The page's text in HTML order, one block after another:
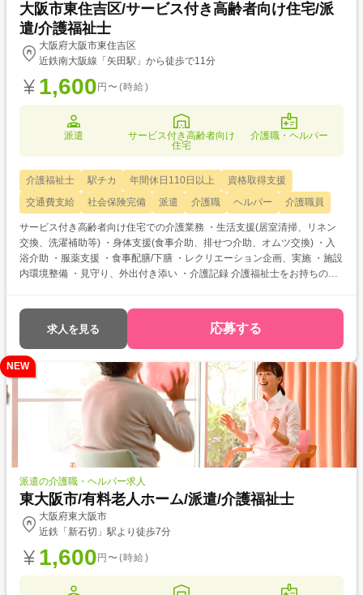
大阪市東住吉区/サービス付き高齢者向け住宅/派
遣/介護福祉士
大阪府大阪市東住吉区
近鉄南大阪線「矢田駅」から徒歩で11分
1,600 円〜(時給)
派遣
サービス付き高齢者向け
住宅
介護職・ヘルパー
介護福祉士 駅チカ 年間休日110日以上
資格取得支援
交通費支給
社会保険完備 派遣 介護職 ヘルパー 介護職員
サービス付き高齢者向け住宅での介護業務 ・生活支援(居室清掃、リネン
交換、洗濯補助等) ・身体支援(食事介助、排せつ介助、オムツ交換) ・入
浴介助 ・服薬支援 ・食事配膳/下膳 ・レクリエーション企画、実施 ・施設
内環境整備 ・見守り、外出付き添い ・介護記録 介護福祉士をお持ちの方
い) ・対人スキルアップ (幅広20代～60代活躍中の職場でコミュニケーシ
ョン力を磨きたい)
求人を見る 応募する
NEW
派遣の介護職・ヘルパー求人
東大阪市/有料老人ホーム/派遣/介護福祉士
大阪府東大阪市
近鉄「新石切」駅より徒歩7分
1,600 円〜(時給)